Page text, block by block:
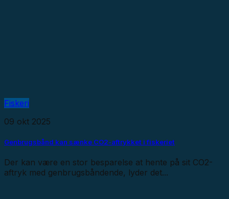
Fiskeri
09 okt 2025
Genbrugsbånd kan sænke CO2-aftrykket i fiskeriet
Der kan være en stor besparelse at hente på sit CO2-
aftryk med genbrugsbåndende, lyder det...